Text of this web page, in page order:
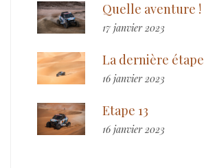
Quelle aventure !
17 janvier 2023
La dernière étape
16 janvier 2023
Etape 13
16 janvier 2023